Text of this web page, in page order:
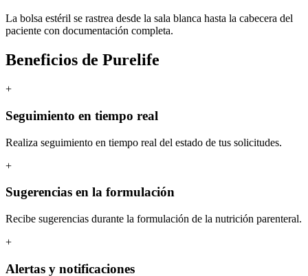
La bolsa estéril se rastrea desde la sala blanca hasta la cabecera del
paciente con documentación completa.
Beneficios de Purelife
+
Seguimiento en tiempo real
Realiza seguimiento en tiempo real del estado de tus solicitudes.
+
Sugerencias en la formulación
Recibe sugerencias durante la formulación de la nutrición parenteral.
+
Alertas y notificaciones